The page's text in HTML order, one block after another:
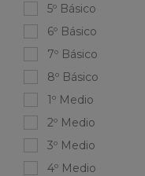
5º Básico
6º Básico
7º Básico
8º Básico
1º Medio
2º Medio
3º Medio
4º Medio